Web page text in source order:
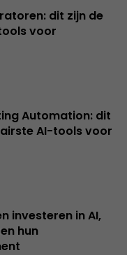
dit zijn de
voor
Automation: dit
AI-tools voor
investeren in AI,
hun